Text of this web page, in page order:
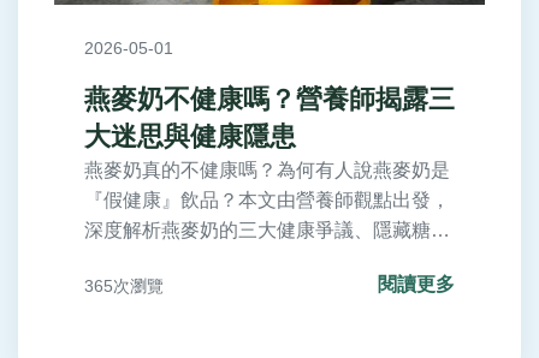
2026-05-01
燕麥奶不健康嗎？營養師揭露三
大迷思與健康隱患
燕麥奶真的不健康嗎？為何有人說燕麥奶是
『假健康』飲品？本文由營養師觀點出發，
深度解析燕麥奶的三大健康爭議、隱藏糖分
南。破解迷思，找到最適合你的植物奶選
365次瀏覽 閱讀更多